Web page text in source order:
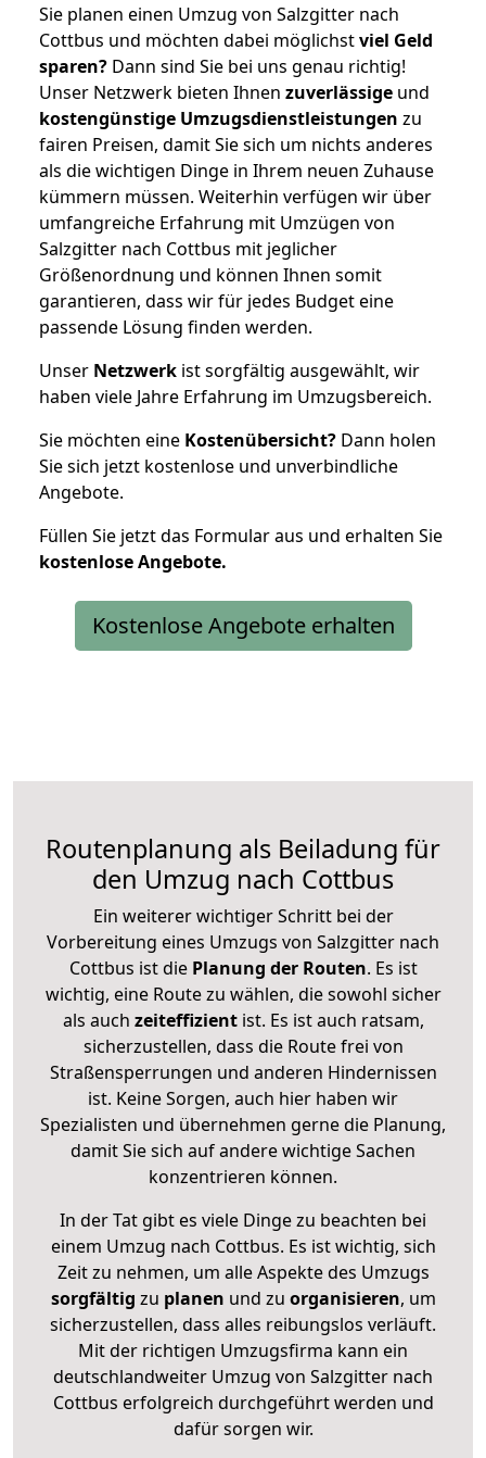
Sie planen einen Umzug von Salzgitter nach
Cottbus und möchten dabei möglichstviel Geld
sparen? Dann sind Sie bei uns genau richtig!
Unser Netzwerk bieten Ihnen zuverlässige und
kostengünstige Umzugsdienstleistungen zu
fairen Preisen, damit Sie sich um nichts anderes
als die wichtigen Dinge in Ihrem neuen Zuhause
kümmern müssen. Weiterhin verfügen wir über
umfangreiche Erfahrung mit Umzügen von
Salzgitter nach Cottbus mit jeglicher
Größenordnung und können Ihnen somit
garantieren, dass wir für jedes Budget eine
passende Lösung finden werden.
Unser Netzwerk ist sorgfältig ausgewählt, wir
haben viele Jahre Erfahrung im Umzugsbereich.
Sie möchten eine Kostenübersicht? Dann holen
Sie sich jetzt kostenlose und unverbindliche
Angebote.
Füllen Sie jetzt das Formular aus und erhalten Sie
kostenloseAngebote.
Kostenlose Angebote erhalten
Routenplanung als Beiladung für
den Umzug nach Cottbus
Ein weiterer wichtiger Schritt bei der
Vorbereitung eines Umzugs von Salzgitter nach
Cottbus ist diePlanung der Routen. Es ist
wichtig, eine Route zu wählen, die sowohl sicher
als auch zeiteffizientist. Es ist auch ratsam,
sicherzustellen, dass die Route frei von
Straßensperrungen und anderen Hindernissen
ist. Keine Sorgen, auch hier haben wir
Spezialisten und übernehmen gerne die Planung,
damit Sie sich auf andere wichtige Sachen
konzentrieren können.
In der Tat gibt es viele Dinge zu beachten bei
einem Umzug nach Cottbus. Es ist wichtig, sich
Zeit zu nehmen, um alle Aspekte des Umzugs
sorgfältig zu planen und zu organisieren, um
sicherzustellen, dass alles reibungslos verläuft.
Mit der richtigen Umzugsfirma kann ein
deutschlandweiter Umzug von Salzgitter nach
Cottbus erfolgreich durchgeführt werden und
dafür sorgen wir.